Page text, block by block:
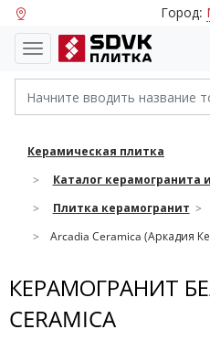
Город:
Керамическая плитка
Каталог керамогранита
Плитка керамогранит
Arcadia Ceramica (Аркадия
КЕРАМОГРАНИТ
CERAMICA